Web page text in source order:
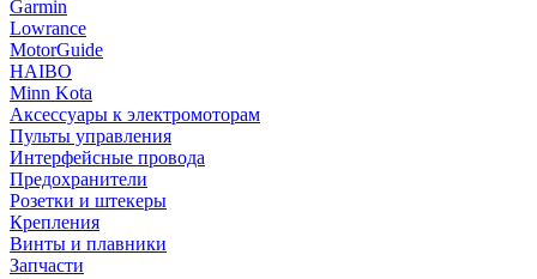
Garmin
Lowrance
MotorGuide
HAIBO
Minn Kota
Аксессуары к электромоторам
Пульты управления
Интерфейсные провода
Предохранители
Розетки и штекеры
Крепления
Винты и плавники
Запчасти